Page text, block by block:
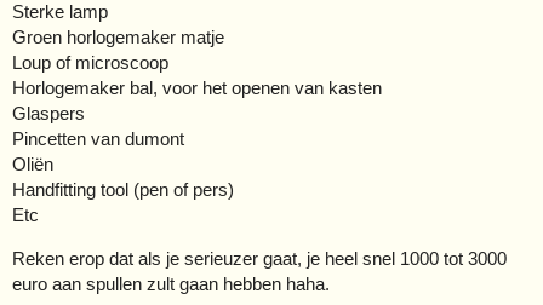
Sterke lamp
Groen horlogemaker matje
Loup of microscoop
Horlogemaker bal, voor het openen van kasten
Glaspers
Pincetten van dumont
Oliën
Handfitting tool (pen of pers)
Etc
Reken erop dat als je serieuzer gaat, je heel snel 1000 tot 3000
euro aan spullen zult gaan hebben haha.